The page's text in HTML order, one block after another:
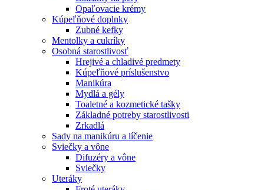
Opaľovacie krémy
Kúpeľňové doplnky
Zubné kefky
Mentolky a cukríky
Osobná starostlivosť
Hrejivé a chladivé predmety
Kúpeľňové príslušenstvo
Manikúra
Mydlá a gély
Toaletné a kozmetické tašky
Základné potreby starostlivosti
Zrkadlá
Sady na manikúru a líčenie
Sviečky a vône
Difuzéry a vône
Sviečky
Uteráky